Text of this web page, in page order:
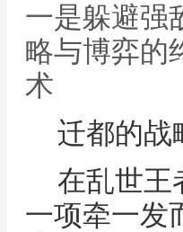
一是躲避强
略与博弈的
术
迁都的战
在乱世王
一项牵一发